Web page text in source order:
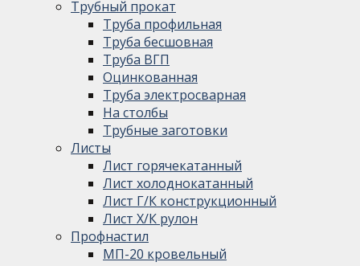
Трубный прокат
Труба профильная
Труба бесшовная
Труба ВГП
Оцинкованная
Труба электросварная
На столбы
Трубные заготовки
Листы
Лист горячекатанный
Лист холоднокатанный
Лист Г/К конструкционный
Лист Х/К рулон
Профнастил
МП-20 кровельный